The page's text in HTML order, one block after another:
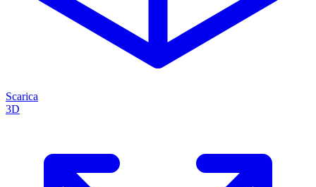
Scarica
3D